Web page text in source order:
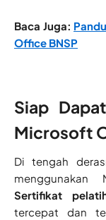
Baca Juga:
Office BNSP
Siap
Microsoft
Di tengah
menggunakan
Sertifikat
tercepat dan